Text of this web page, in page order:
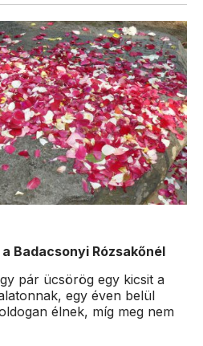
Badacsonyi Rózsakőnél
pár ücsörög egy kicsit a
egy éven belül
élnek, míg meg nem